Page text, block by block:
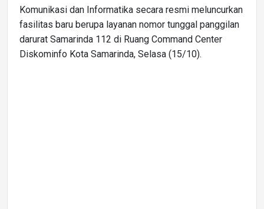
Komunikasi dan Informatika secara resmi meluncurkan
fasilitas baru berupa layanan nomor tunggal panggilan
darurat Samarinda 112 di Ruang Command Center
Diskominfo Kota Samarinda, Selasa (15/10).